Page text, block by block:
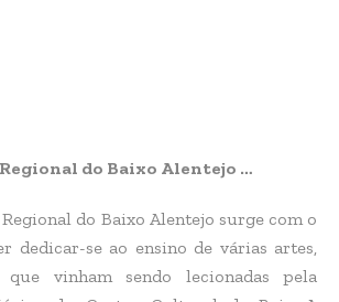
do Baixo Alentejo …
do Baixo Alentejo surge com o
dedicar-se ao ensino de várias artes,
vinham sendo lecionadas pela